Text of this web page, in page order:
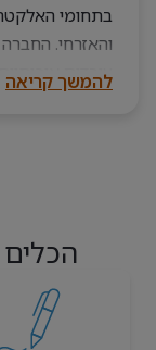
בתחומי
והאזרחי.
עובדים
ובדרישות
לחברה היה
חוטים, ועובדי
להמשך קריאה